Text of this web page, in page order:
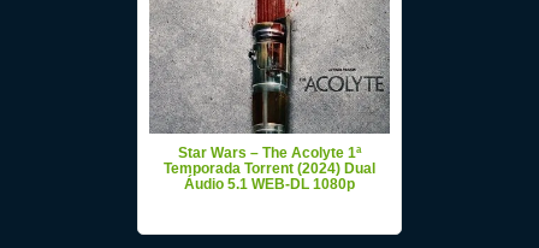
Star Wars – The Acolyte 1ª
Temporada Torrent (2024) Dual
Áudio 5.1 WEB-DL 1080p